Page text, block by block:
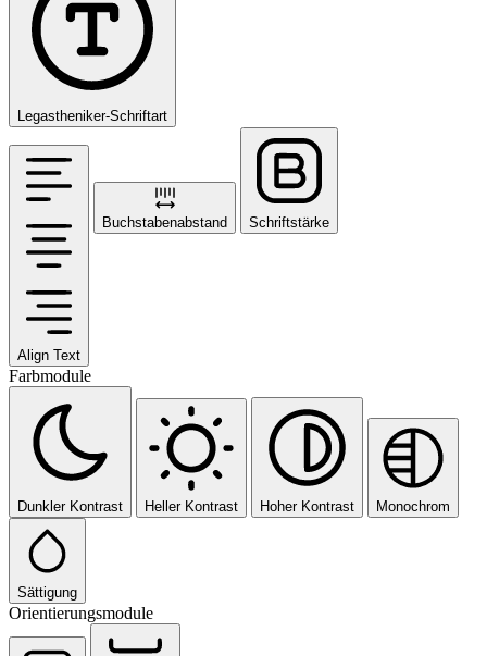
Legastheniker-Schriftart
Align Text
Buchstabenabstand Schriftstärke
Farbmodule
Dunkler Kontrast Heller Kontrast Hoher Kontrast Monochrom
Sättigung
Orientierungsmodule